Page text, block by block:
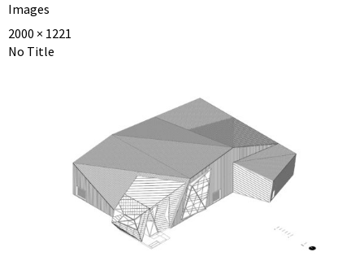
Images
2000 × 1221
No Title